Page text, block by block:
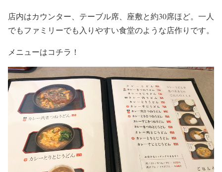
店内はカウンター、テーブル席、座敷と約30席ほど。一人
でもファミリーでも入りやすい食堂のような店作りです。
メニューはコチラ！